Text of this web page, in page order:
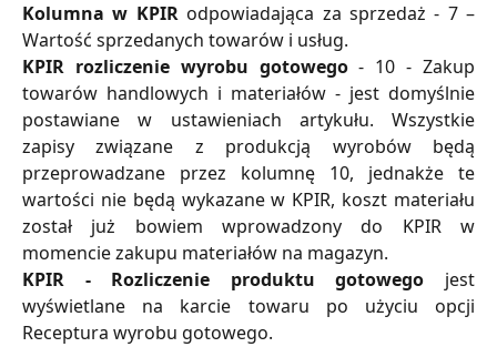
Kolumna w KPIRodpowiadająca za sprzedaż - 7 –
Wartość sprzedanych towarów i usług.
KPIR rozliczenie wyrobu gotowego- 10 - Zakup
towarów handlowych i materiałów - jest domyślnie
postawiane w ustawieniach artykułu. Wszystkie
zapisy związane z produkcją wyrobów będą
przeprowadzane przez kolumnę 10, jednakże te
wartości nie będą wykazane w KPIR, koszt materiału
został już bowiem wprowadzony do KPIR w
momencie zakupu materiałów na magazyn.
KPIR - Rozliczenie produktu gotowego jest
wyświetlane na karcie towaru po użyciu opcji
Receptura wyrobu gotowego.